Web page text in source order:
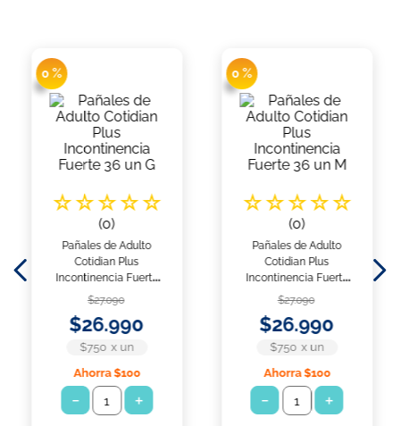
0 %
☆☆☆☆☆
(0)
Pañales de Adulto
Cotidian Plus
Incontinencia Fuerte
36 un G
$27.090
$26.990
$750 x un
Ahorra$100
＋
－
0 %
☆☆☆☆☆
(0)
Pañales de Adulto
Cotidian Plus
Incontinencia Fuerte
36 un M
$27.090
$26.990
$750 x un
Ahorra$100
＋
－